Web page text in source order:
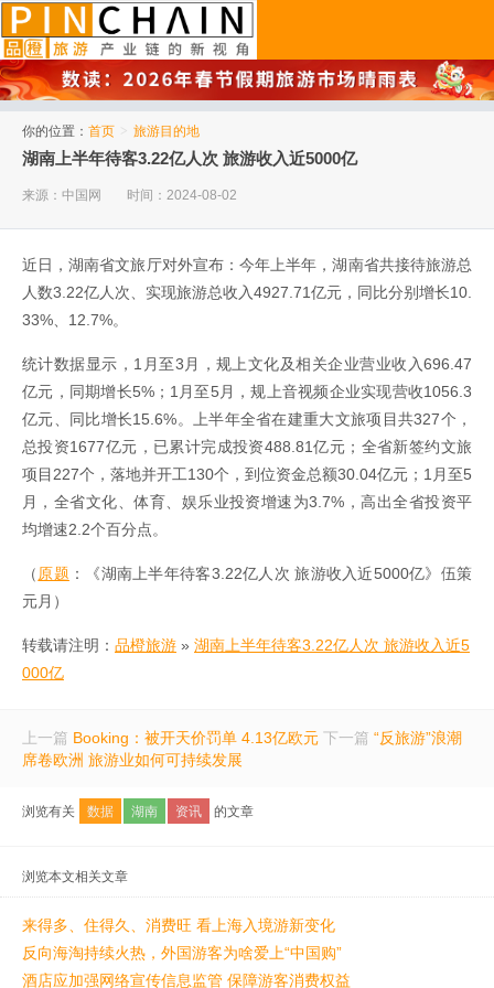
你的位置： 首页 > 旅游目的地
湖南上半年待客3.22亿人次 旅游收入近5000亿
来源：中国网 时间：2024-08-02
近日，湖南省文旅厅对外宣布：今年上半年，湖南省共接待旅游总
人数3.22亿人次、实现旅游总收入4927.71亿元，同比分别增长10.
33%、12.7%。
统计数据显示，1月至3月，规上文化及相关企业营业收入696.47
亿元，同期增长5%；1月至5月，规上音视频企业实现营收1056.3
亿元、同比增长15.6%。上半年全省在建重大文旅项目共327个，
总投资1677亿元，已累计完成投资488.81亿元；全省新签约文旅
项目227个，落地并开工130个，到位资金总额30.04亿元；1月至5
月，全省文化、体育、娱乐业投资增速为3.7%，高出全省投资平
均增速2.2个百分点。
（原题 ：《湖南上半年待客3.22亿人次 旅游收入近5000亿》伍策
元月）
转载请注明： 品橙旅游 » 湖南上半年待客3.22亿人次 旅游收入近5
000亿
上一篇 Booking：被开天价罚单 4.13亿欧元 下一篇 “反旅游”浪潮
席卷欧洲 旅游业如何可持续发展
浏览有关 数据 湖南 资讯 的文章
浏览本文相关文章
来得多、住得久、消费旺 看上海入境游新变化
反向海淘持续火热，外国游客为啥爱上“中国购”
酒店应加强网络宣传信息监管 保障游客消费权益